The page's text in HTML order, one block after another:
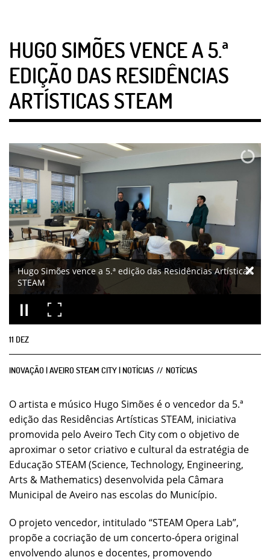
HUGO SIMÕES VENCE A 5.ª
EDIÇÃO DAS RESIDÊNCIAS
ARTÍSTICAS STEAM
Hugo Simões vence a 5.ª edição das Residências Artísticas
STEAM
11 DEZ
INOVAÇÃO | AVEIRO STEAM CITY | NOTÍCIAS NOTÍCIAS
O artista e músico Hugo Simões é o vencedor da 5.ª
edição das Residências Artísticas STEAM, iniciativa
promovida pelo Aveiro Tech City com o objetivo de
aproximar o setor criativo e cultural da estratégia de
Educação STEAM (Science, Technology, Engineering,
Arts & Mathematics) desenvolvida pela Câmara
Municipal de Aveiro nas escolas do Município.
O projeto vencedor, intitulado “STEAM Opera Lab”,
propõe a cocriação de um concerto-ópera original
envolvendo alunos e docentes, promovendo